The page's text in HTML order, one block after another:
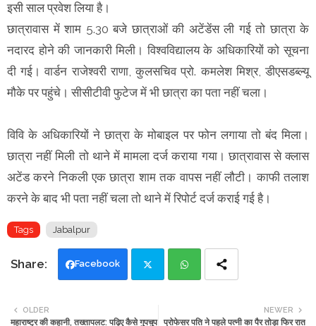
इसी साल प्रवेश लिया है।
छात्रावास में शाम 5.30 बजे छात्राओं की अटेंडेंस ली गई तो छात्रा के
नदारद होने की जानकारी मिली। विश्वविद्यालय के अधिकारियों को सूचना
दी गई। वार्डन राजेश्वरी राणा, कुलसचिव प्रो. कमलेश मिश्र, डीएसडब्ल्यू
मौके पर पहुंचे। सीसीटीवी फुटेज में भी छात्रा का पता नहीं चला।
विवि के अधिकारियों ने छात्रा के मोबाइल पर फोन लगाया तो बंद मिला।
छात्रा नहीं मिली तो थाने में मामला दर्ज कराया गया। छात्रावास से क्लास
अटेंड करने निकली एक छात्रा शाम तक वापस नहीं लौटी। काफी तलाश
करने के बाद भी पता नहीं चला तो थाने में रिपोर्ट दर्ज कराई गई है।
Tags Jabalpur
Facebook
tte ats
NEWER
प्रोफेसर पति ने पहले पत्नी का पैर तोड़ा फिर रात
OLDER
महाराष्ट्र की कहानी, तख्तापलट: पढ़िए कैसे गुपचुप